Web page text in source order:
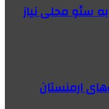
سئو محلی نیاز
ارمنستان